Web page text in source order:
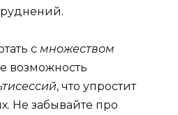
с множеством
возможность
, что упростит
Не забывайте про